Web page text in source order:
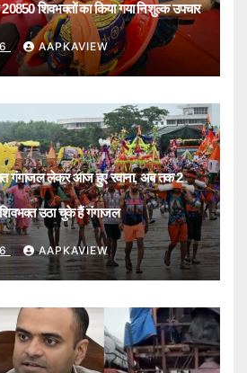
शिवभक्तों का किया गया निशुल्क उपचार
AAPKAVIEW
गंगाजल लेकर आज हुए रवाना, अब तक 2
उठा चुके हैं गंगाजल
AAPKAVIEW